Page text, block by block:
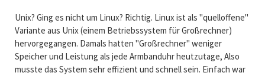
Unix? Ging es nicht um Linux? Richtig. Linux ist als "quelloffene"
Variante aus Unix (einem Betriebssystem für Großrechner)
hervorgegangen. Damals hatten "Großrechner" weniger
Speicher und Leistung als jede Armbanduhr heutzutage, Also
musste das System sehr effizient und schnell sein. Einfach war